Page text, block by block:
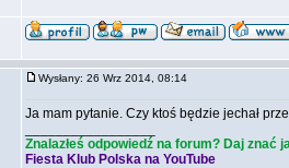
Wysłany: 26 Wrz 2014, 08:14
Ja mam pytanie. Czy ktoś będzie jechał
Znalazłeś odpowiedź na forum? Daj znać
Fiesta Klub Polska na YouTube